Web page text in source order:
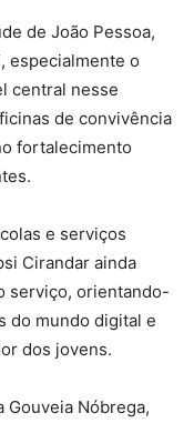
de João Pessoa,
especialmente o
central nesse
de convivência
fortalecimento
e serviços
Cirandar ainda
serviço, orientando-
do mundo digital e
dos jovens.
Gouveia Nóbrega,